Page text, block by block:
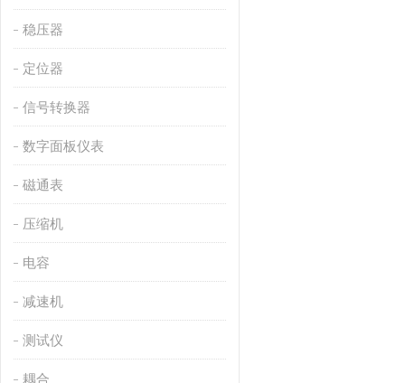
稳压器
定位器
信号转换器
数字面板仪表
磁通表
压缩机
电容
减速机
测试仪
耦合